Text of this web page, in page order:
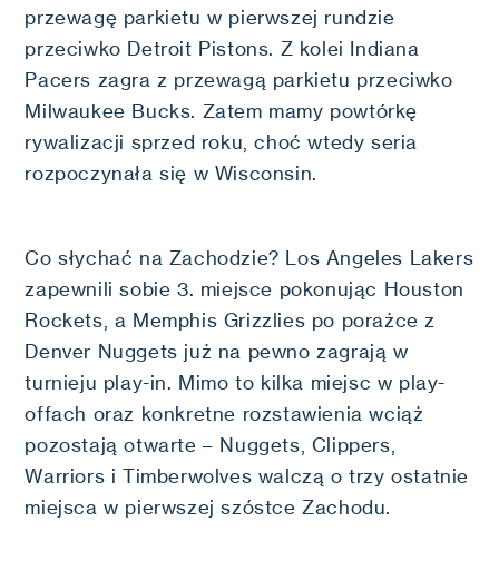
przewagę parkietu w pierwszej rundzie
przeciwko Detroit Pistons. Z kolei Indiana
Pacers zagra z przewagą parkietu przeciwko
Milwaukee Bucks. Zatem mamy powtórkę
rywalizacji sprzed roku, choć wtedy seria
rozpoczynała się w Wisconsin.
Co słychać na Zachodzie? Los Angeles Lakers
zapewnili sobie 3. miejsce pokonując Houston
Rockets, a Memphis Grizzlies po porażce z
Denver Nuggets już na pewno zagrają w
turnieju play-in. Mimo to kilka miejsc w play-
offach oraz konkretne rozstawienia wciąż
pozostają otwarte – Nuggets, Clippers,
Warriors i Timberwolves walczą o trzy ostatnie
miejsca w pierwszej szóstce Zachodu.